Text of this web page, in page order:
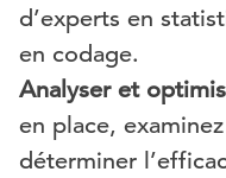
d’experts en
en codage.
Analyser et
en place,
déterminer